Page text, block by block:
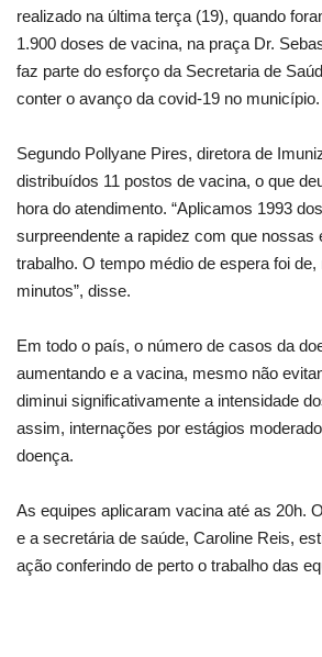
realizado na última terça (19), quando
1.900 doses de vacina, na praça Dr.
faz parte do esforço da Secretaria de
conter o avanço da covid-19 no município.
Segundo Pollyane Pires, diretora de
distribuídos 11 postos de vacina, o que
hora do atendimento. “Aplicamos 1993
surpreendente a rapidez com que nossas
trabalho. O tempo médio de espera foi
minutos”, disse.
Em todo o país, o número de casos da
aumentando e a vacina, mesmo não
diminui significativamente a intensidade
assim, internações por estágios
doença.
As equipes aplicaram vacina até as 20h.
e a secretária de saúde, Caroline Reis,
ação conferindo de perto o trabalho das